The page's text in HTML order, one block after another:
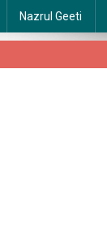
Nazrul Geeti